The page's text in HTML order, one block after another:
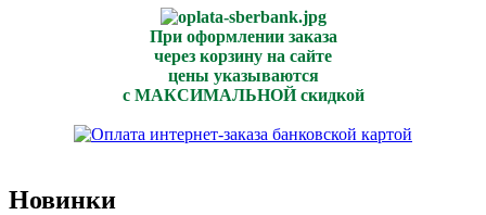
При оформлении заказа
через корзину на сайте
цены указываются
с МАКСИМАЛЬНОЙ скидкой
Новинки